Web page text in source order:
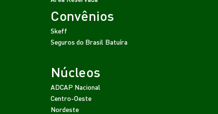
Convênios
Skeff
Seguros do Brasil Batuíra
Núcleos
ADCAP Nacional
Centro-Oeste
Nordeste